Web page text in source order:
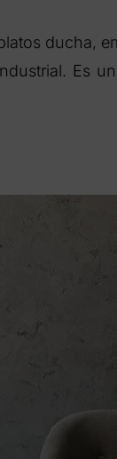
ducha,
Es